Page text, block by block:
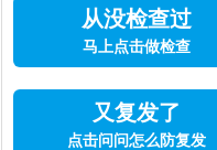
从没检查过
马上点击做检查
又复发了
点击问问怎么防复发